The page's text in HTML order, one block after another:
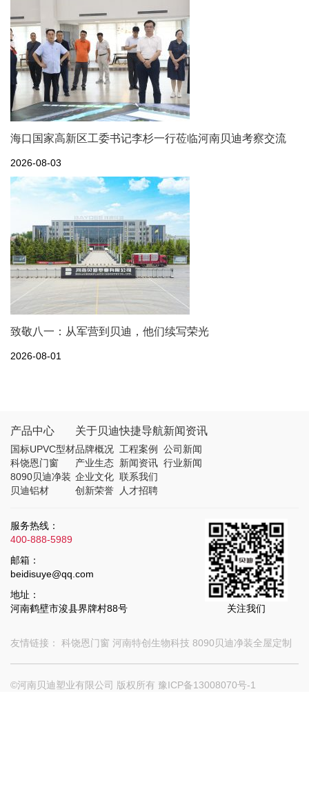
海口国家高新区工委书记李杉一行莅临河南贝迪考察交流
2026-08-03
致敬八一：从军营到贝迪，他们续写荣光
2026-08-01
产品中心
国标UPVC型材
科饶恩门窗
8090贝迪净装
贝迪铝材
关于贝迪
品牌概况
产业生态
企业文化
创新荣誉
快捷导航
工程案例
新闻资讯
联系我们
人才招聘
新闻资讯
公司新闻
行业新闻
服务热线：
400-888-5989
邮箱：
beidisuye@qq.com
地址：
河南鹤壁市浚县界牌村88号
关注我们
友情链接： 科饶恩门窗 河南特创生物科技 8090贝迪净装全屋定制
©河南贝迪塑业有限公司 版权所有 豫ICP备13008070号-1